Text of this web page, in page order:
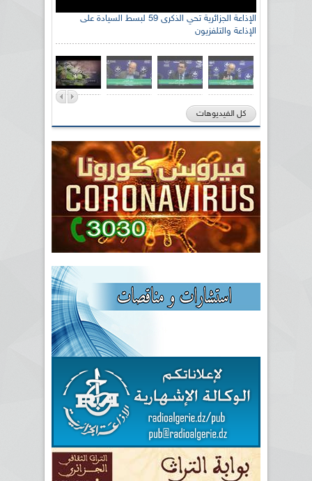
الإذاعة الجزائرية تحي الذكرى 59 لبسط السيادة على
الإذاعة والتلفزيون
كل الفيديوهات